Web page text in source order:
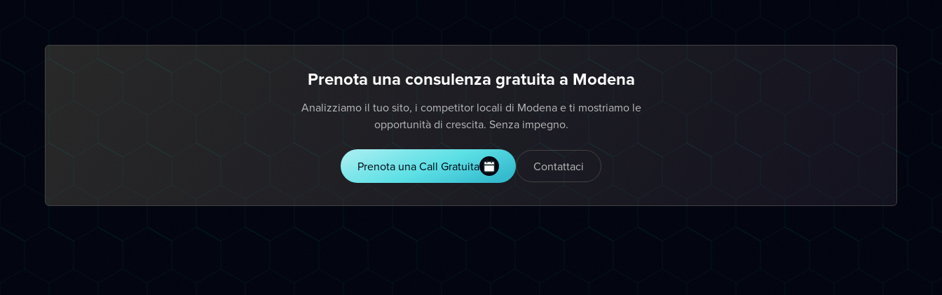
Prenota una consulenza gratuita a Modena
Analizziamo il tuo sito, i competitor locali di Modena e ti mostriamo le
opportunità di crescita. Senza impegno.
Prenota una Call Gratuita Contattaci